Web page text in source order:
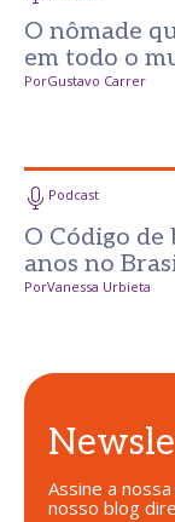
O nômade
em todo o
PorGustavo Carrer
Podcast
O Código de
anos no
PorVanessa Urbieta
Assine a
nosso blog